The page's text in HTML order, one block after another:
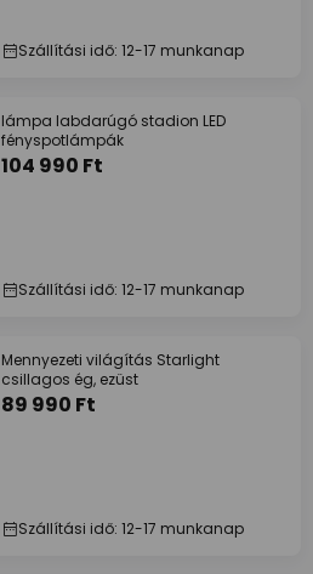
Szállítási idő: 12-17 munkanap
lámpa labdarúgó stadion LED
fényspotlámpák
104 990 Ft
Szállítási idő: 12-17 munkanap
Mennyezeti világítás Starlight
csillagos ég, ezüst
89 990 Ft
Szállítási idő: 12-17 munkanap